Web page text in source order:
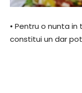
• Pentru o nunta
constitui un dar